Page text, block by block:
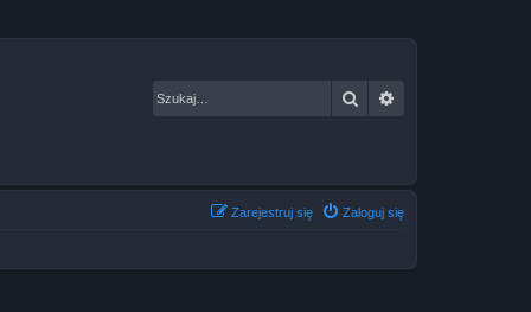
Szukaj
Zaloguj się
Zarejestruj się